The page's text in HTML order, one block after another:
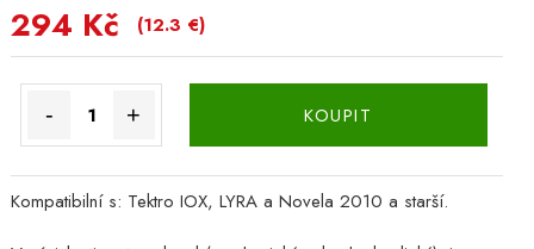
294 Kč (12.3 €)
- + KOUPIT
Kompatibilní s: Tektro IOX, LYRA a Novela 2010 a starší.